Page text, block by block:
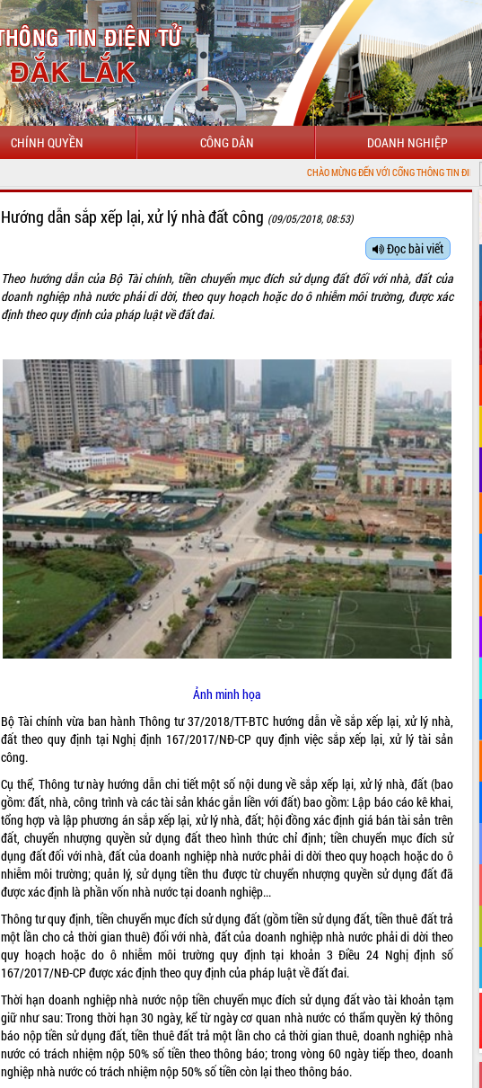
CHÍNH QUYỀN CÔNG DÂN DOANH NGHIỆP
CHÀO MỪNG ĐẾN VỚI CỔNG THÔNG TIN ĐIỆN TỬ TỈNH ĐẮK LẮK
Hướng dẫn sắp xếp lại, xử lý nhà đất công (09/05/2018, 08:53)
Đọc bài viết
Theo hướng dẫn của Bộ Tài chính, tiền chuyển mục đích sử dụng đất đối với nhà, đất của
doanh nghiệp nhà nước phải di dời, theo quy hoạch hoặc do ô nhiễm môi trường, được xác
định theo quy định của pháp luật về đất đai.
Ảnh minh họa
Bộ Tài chính vừa ban hành Thông tư 37/2018/TT-BTC hướng dẫn về sắp xếp lại, xử lý nhà,
đất theo quy định tại Nghị định 167/2017/NĐ-CP quy định việc sắp xếp lại, xử lý tài sản
công.
Cụ thể, Thông tư này hướng dẫn chi tiết một số nội dung về sắp xếp lại, xử lý nhà, đất (bao
gồm: đất, nhà, công trình và các tài sản khác gắn liền với đất) bao gồm: Lập báo cáo kê khai,
tổng hợp và lập phương án sắp xếp lại, xử lý nhà, đất; hội đồng xác định giá bán tài sản trên
đất, chuyển nhượng quyền sử dụng đất theo hình thức chỉ định; tiền chuyển mục đích sử
dụng đất đối với nhà, đất của doanh nghiệp nhà nước phải di dời theo quy hoạch hoặc do ô
nhiễm môi trường; quản lý, sử dụng tiền thu được từ chuyển nhượng quyền sử dụng đất đã
được xác định là phần vốn nhà nước tại doanh nghiệp...
Thông tư quy định, tiền chuyển mục đích sử dụng đất (gồm tiền sử dụng đất, tiền thuê đất trả
một lần cho cả thời gian thuê) đối với nhà, đất của doanh nghiệp nhà nước phải di dời theo
quy hoạch hoặc do ô nhiễm môi trường quy định tại khoản 3 Điều 24 Nghị định số
167/2017/NĐ-CP được xác định theo quy định của pháp luật về đất đai.
Thời hạn doanh nghiệp nhà nước nộp tiền chuyển mục đích sử dụng đất vào tài khoản tạm
giữ như sau: Trong thời hạn 30 ngày, kể từ ngày cơ quan nhà nước có thẩm quyền ký thông
báo nộp tiền sử dụng đất, tiền thuê đất trả một lần cho cả thời gian thuê, doanh nghiệp nhà
nước có trách nhiệm nộp 50% số tiền theo thông báo; trong vòng 60 ngày tiếp theo, doanh
nghiệp nhà nước có trách nhiệm nộp 50% số tiền còn lại theo thông báo.